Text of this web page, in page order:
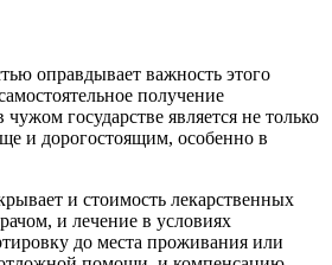
оправдывает важность этого
получение
государстве является не только
и дорогостоящим, особенно в
и стоимость лекарственных
и лечение в условиях
до места проживания или